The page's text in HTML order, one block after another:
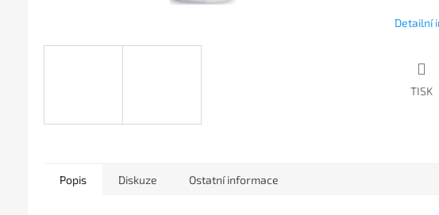
Detailní
TISK
Popis Diskuze Ostatní informace